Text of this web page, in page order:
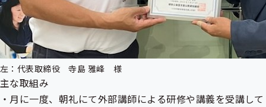
ュ
ー
ニ
ュ
ー
左：代表取締役 寺島 雅峰 様
主な取組み
・月に一度、朝礼にて外部講師による研修や講義を受講して